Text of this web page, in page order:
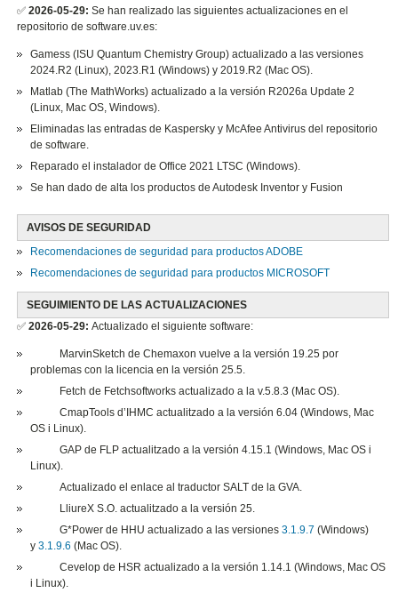
✅2026-05-29:Se han realizado las siguientes actualizaciones en el
repositorio de software.uv.es:
Gamess (ISU Quantum Chemistry Group) actualizado a las versiones
2024.R2 (Linux), 2023.R1 (Windows) y 2019.R2 (Mac OS).
Matlab (The MathWorks) actualizado a la versión R2026a Update 2
(Linux, Mac OS, Windows).
Eliminadas las entradas de Kaspersky y McAfee Antivirus del repositorio
de software.
Reparado el instalador de Office 2021 LTSC (Windows).
Se han dado de alta los productos de Autodesk Inventor y Fusion
AVISOS DE SEGURIDAD
Recomendaciones de seguridad para productos ADOBE
Recomendaciones de seguridad para productos MICROSOFT
SEGUIMIENTO DE LAS ACTUALIZACIONES
✅2026-05-29:Actualizado el siguiente software:
​MarvinSketch de Chemaxon vuelve a la versión 19.25 por
problemas con la licencia en la versión 25.5.
Fetch de Fetchsoftworks actualizado a la v.5.8.3 (Mac OS).
CmapTools d’IHMC actualitzado a la versión 6.04 (Windows, Mac
OS i Linux).
GAP de FLP actualitzado a la versión 4.15.1 (Windows, Mac OS i
Linux).
Actualizado el enlace al traductor SALT de la GVA.
LliureX S.O. actualitzado a la versión 25.
G*Power de HHU actualizado a las versiones3.1.9.7 (Windows)
y3.1.9.6 (Mac OS).
Cevelop de HSR actualizado a la versión 1.14.1 (Windows, Mac OS
i Linux).